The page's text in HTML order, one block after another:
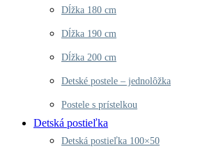
Dĺžka 180 cm
Dĺžka 190 cm
Dĺžka 200 cm
Detské postele – jednolôžka
Postele s prístelkou
Detská postieľka
Detská postieľka 100×50